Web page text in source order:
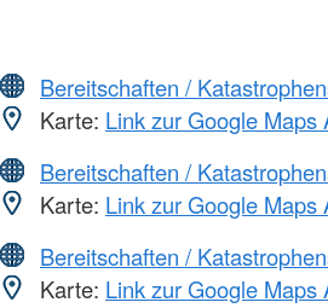
Bereitschaften /
Karte: Link zur Google Maps
Bereitschaften /
Karte: Link zur Google Maps
Bereitschaften /
Karte: Link zur Google Maps